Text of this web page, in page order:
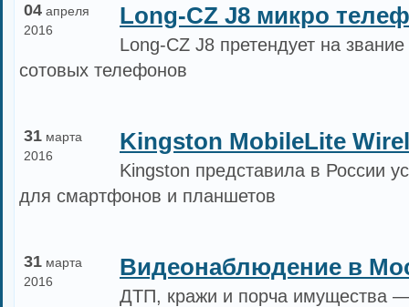
04 апреля
2016
Long-CZ J8 микро
Long-CZ J8 претендует на
сотовых телефонов
31 марта
2016
Kingston MobileLite
Kingston представила в России
для смартфонов и планшетов
31 марта
2016
Видеонаблюдение в
ДТП, кражи и порча имущества